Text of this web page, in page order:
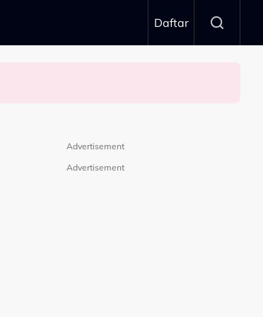
Daftar
Advertisement
Advertisement